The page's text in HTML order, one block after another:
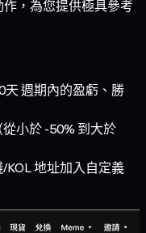
，為您提供極具參考
週期內的盈虧、勝
小於 -50% 到大於
KOL 地址加入自定義